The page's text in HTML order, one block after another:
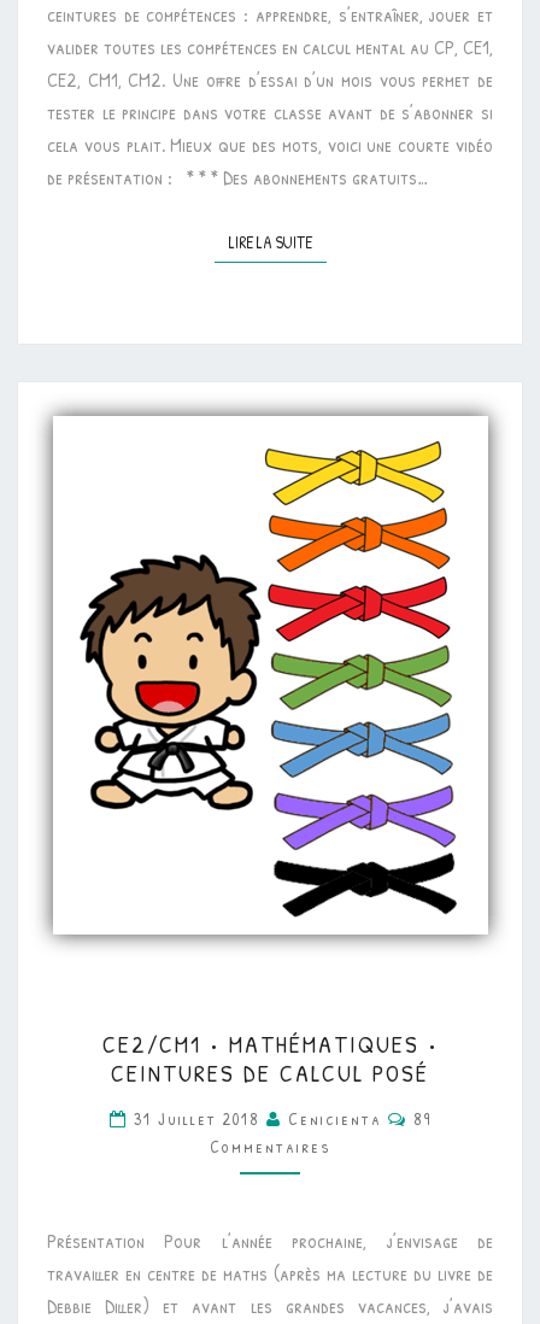
ceintures de compétences : apprendre, s’entraîner, jouer et
valider toutes les compétences en calcul mental au CP, CE1,
CE2, CM1, CM2. Une offre d’essai d’un mois vous permet de
tester le principe dans votre classe avant de s’abonner si
cela vous plait. Mieux que des mots, voici une courte vidéo
de présentation : * * * Des abonnements gratuits…
LIRE LA SUITELIRE LA SUITE
•
MATHÉMATIQUES
•
CEINTURES
POSÉ
CE2/CM1 • MATHÉMATIQUES •
CEINTURES DE CALCUL POSÉ
31 Juillet 2018 Cenicienta Commentaires
89
Commentaires
Présentation Pour l’année prochaine, j’envisage de
travailler en centre de maths (après ma lecture du livre de
Debbie Diller) et avant les grandes vacances, j’avais